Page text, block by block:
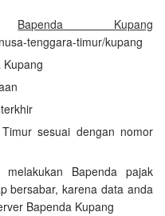
Bapenda Kupang
tenggara-timur/kupang
Kupang
sesuai dengan nomor
Bapenda pajak
bersabar, karena data anda
Bapenda Kupang